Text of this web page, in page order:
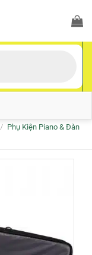
/ Phụ Kiện Piano & Đàn